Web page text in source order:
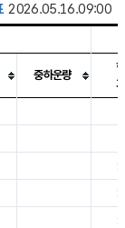
2026.05.16.09:00
압등을 안내한 표입
중하운량